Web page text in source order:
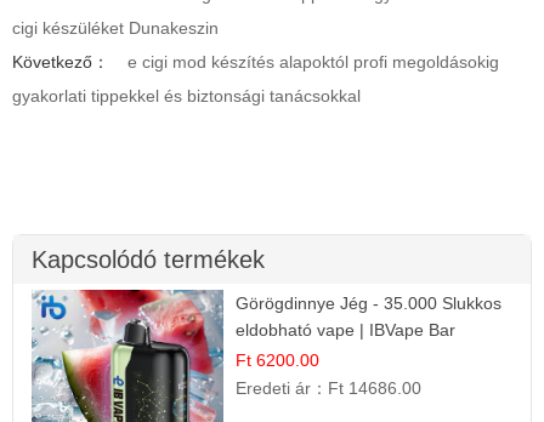
cigi készüléket Dunakeszin
Következő：
e cigi mod készítés alapoktól profi megoldásokig
gyakorlati tippekkel és biztonsági tanácsokkal
Kapcsolódó termékek
Görögdinnye Jég - 35.000 Slukkos
eldobható vape | IBVape Bar
Frissítő Nyári Íz
Ft 6200.00
Eredeti ár： Ft 14686.00